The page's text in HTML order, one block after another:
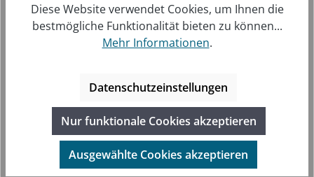
BESCHREIBUNG
Diese Website verwendet Cookies, um Ihnen die
bestmögliche Funktionalität bieten zu können...
Mehr Informationen.
Datenschutzeinstellungen
Nur funktionale Cookies akzeptieren
Ausgewählte Cookies akzeptieren